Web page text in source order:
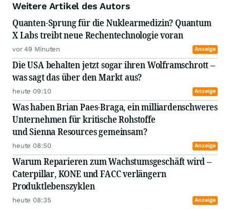
Weitere Artikel des Autors
Quanten-Sprung für die Nuklearmedizin? Quantum
X Labs treibt neue Rechentechnologie voran
vor 49 Minuten Anzeige
Die USA behalten jetzt sogar ihren Wolframschrott –
was sagt das über den Markt aus?
heute 09:10 Anzeige
Was haben Brian Paes-Braga, ein milliardenschweres
Unternehmen für kritische Rohstoffe
und Sienna Resources gemeinsam?
heute 08:50 Anzeige
Warum Reparieren zum Wachstumsgeschäft wird –
Caterpillar, KONE und FACC verlängern
Produktlebenszyklen
heute 08:35 Anzeige